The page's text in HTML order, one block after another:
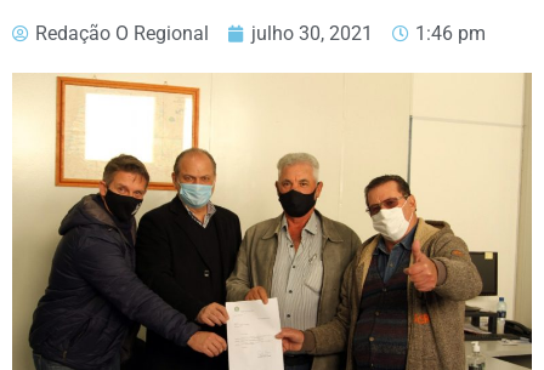
Redação O Regional julho 30, 2021 1:46 pm